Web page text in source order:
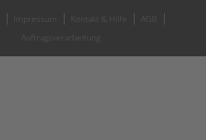
Impressum Kontakt & Hilfe
AGB
Auftragsverarbeitung